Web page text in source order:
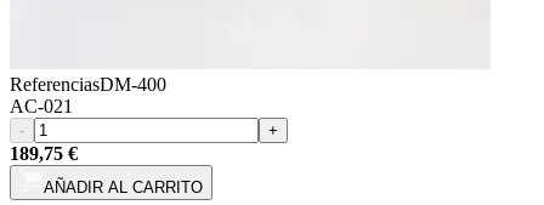
ReferenciasDM-400
AC-021
- +
189,75 €
AÑADIR AL CARRITO